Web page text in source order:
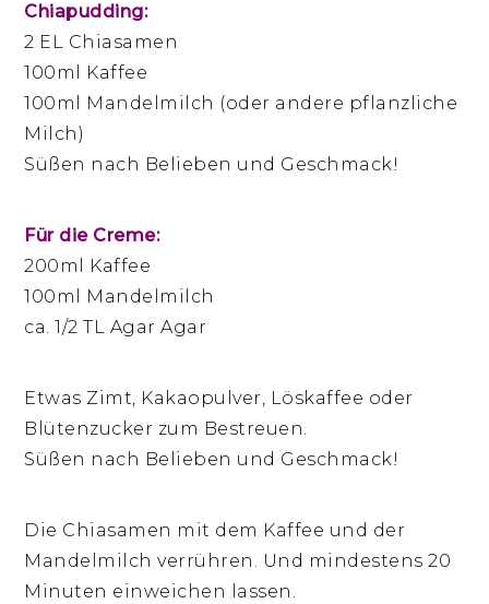
Chiapudding:
2 EL Chiasamen
100ml Kaffee
100ml Mandelmilch (oder andere pflanzliche
Milch)
Süßen nach Belieben und Geschmack!
Für die Creme:
200ml Kaffee
100ml Mandelmilch
ca. 1/2 TL Agar Agar
Etwas Zimt, Kakaopulver, Löskaffee oder
Blütenzucker zum Bestreuen.
Süßen nach Belieben und Geschmack!
Die Chiasamen mit dem Kaffee und der
Mandelmilch verrühren. Und mindestens 20
Minuten einweichen lassen.